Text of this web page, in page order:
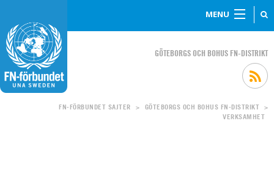
MENU
GÖTEBORGS OCH BOHUS FN-DISTRIKT
FN-FÖRBUNDET SAJTER > GÖTEBORGS OCH BOHUS FN-DISTRIKT >
VERKSAMHET